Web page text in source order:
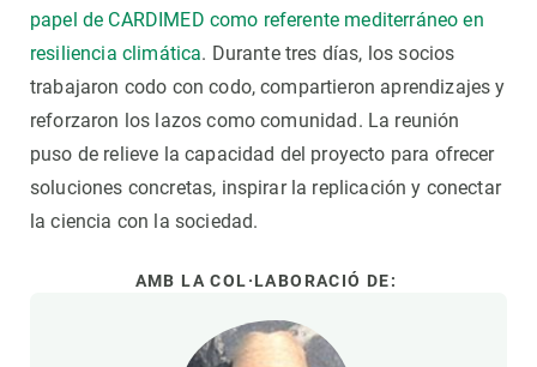
papel de CARDIMED como referente mediterráneo en
resiliencia climática. Durante tres días, los socios
trabajaron codo con codo, compartieron aprendizajes y
reforzaron los lazos como comunidad. La reunión
puso de relieve la capacidad del proyecto para ofrecer
soluciones concretas, inspirar la replicación y conectar
la ciencia con la sociedad.
AMB LA COL·LABORACIÓ DE: